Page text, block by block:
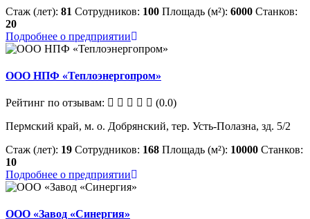
Стаж (лет): 81 Сотрудников: 100 Площадь (м²): 6000 Станков:
20
Подробнее о предприятии
ООО НПФ «Теплоэнергопром»
Рейтинг по отзывам:
(0.0)
Пермский край, м. о. Добрянский, тер. Усть-Полазна, зд. 5/2
Стаж (лет): 19 Сотрудников: 168 Площадь (м²): 10000 Станков:
10
Подробнее о предприятии
ООО «Завод «Синергия»